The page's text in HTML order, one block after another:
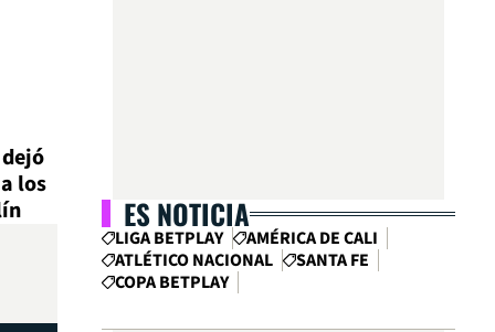
los
ES NOTICIA
LIGA BETPLAY
AMÉRICA DE CALI
ATLÉTICO NACIONAL
SANTA FE
COPA BETPLAY